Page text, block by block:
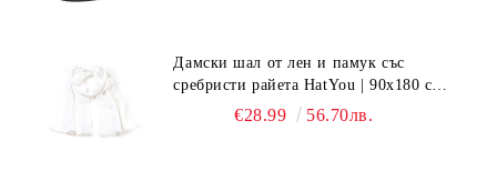
Дамски шал от лен и памук със
сребристи райета HatYou | 90x180 см |
€28.99 56.70лв.